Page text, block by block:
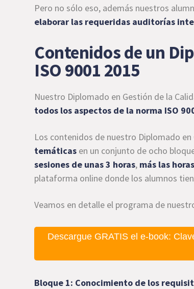
Pero no sólo eso, además nuestros
elaborar las requeridas auditorías
Contenidos de un
ISO 9001 2015
Nuestro Diplomado en Gestión de la
todos los aspectos de la norma ISO
Los contenidos de nuestro Diplomado
temáticas en un conjunto de ocho
sesiones de unas 3 horas, más las
plataforma online donde los alumnos
Veamos en detalle el programa de
Descargue GRATIS el e-book:
Bloque 1: Conocimiento de los